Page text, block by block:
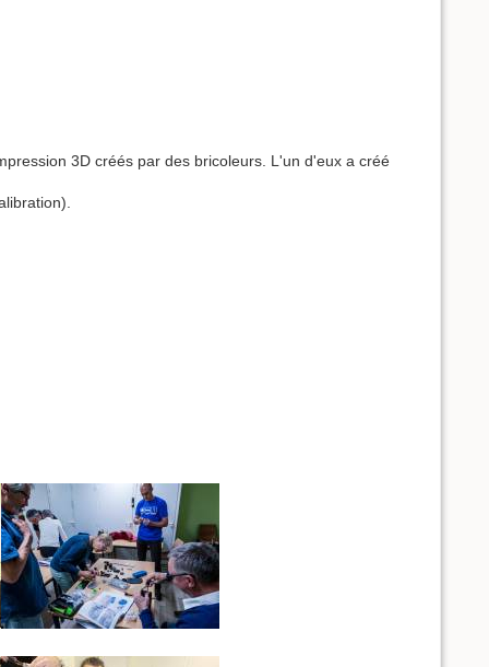
3D créés par des bricoleurs. L'un d'eux a créé